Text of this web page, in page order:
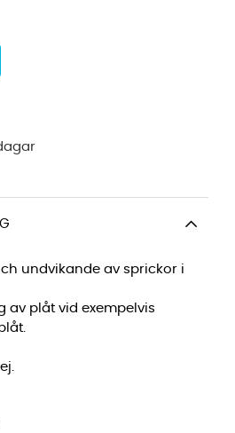
undvikande av sprickor i
av plåt vid exempelvis